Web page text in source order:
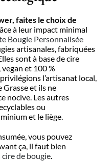
, faites le choix de
à leur impact minimal
Bougie Personnalisée
artisanales fabriquées
sont à base decire
vegan et 100 %
l’artisanat local,
Grasseet ils ne
nocive. Les autres
ou
et le liège.
vous pouvez
ça, il faut bien
de bougie